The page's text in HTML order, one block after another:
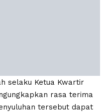
selaku Ketua Kwartir
rasa terima
tersebut dapat